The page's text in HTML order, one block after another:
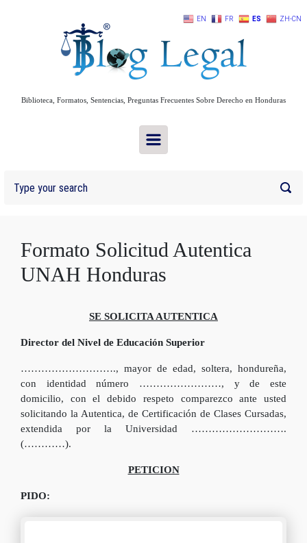
Biblioteca, Formatos, Sentencias, Preguntas Frecuentes Sobre Derecho en Honduras
Formato Solicitud Autentica
UNAH Honduras
SE SOLICITA AUTENTICA
Director del Nivel de Educación Superior
………………………., mayor de edad, soltera, hondureña,
con identidad número ……………………, y de este
domicilio, con el debido respeto comparezco ante usted
solicitando la Autentica, de Certificación de Clases Cursadas,
extendida por la Universidad ……………………….
(…………).
PETICION
PIDO:
EN FR ES ZH-CN